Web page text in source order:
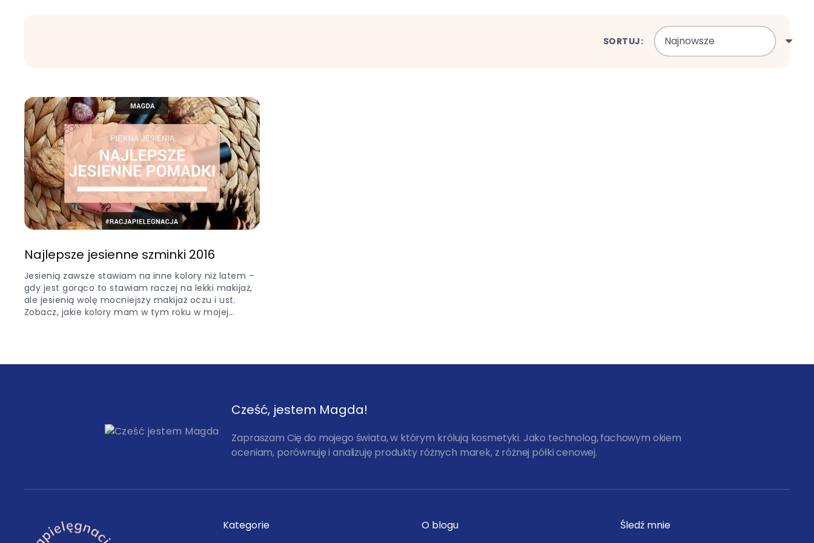
SORTUJ:
Najlepsze jesienne szminki 2016
Jesienią zawsze stawiam na inne kolory niż latem –
gdy jest gorąco to stawiam raczej na lekki makijaż,
ale jesienią wolę mocniejszy makijaż oczu i ust.
Zobacz, jakie kolory mam w tym roku w mojej…
Cześć, jestem Magda!
Zapraszam Cię do mojego świata, w którym królują kosmetyki. Jako technolog, fachowym okiem
oceniam, porównuję i analizuję produkty różnych marek, z różnej półki cenowej.
Kategorie O blogu Śledź mnie